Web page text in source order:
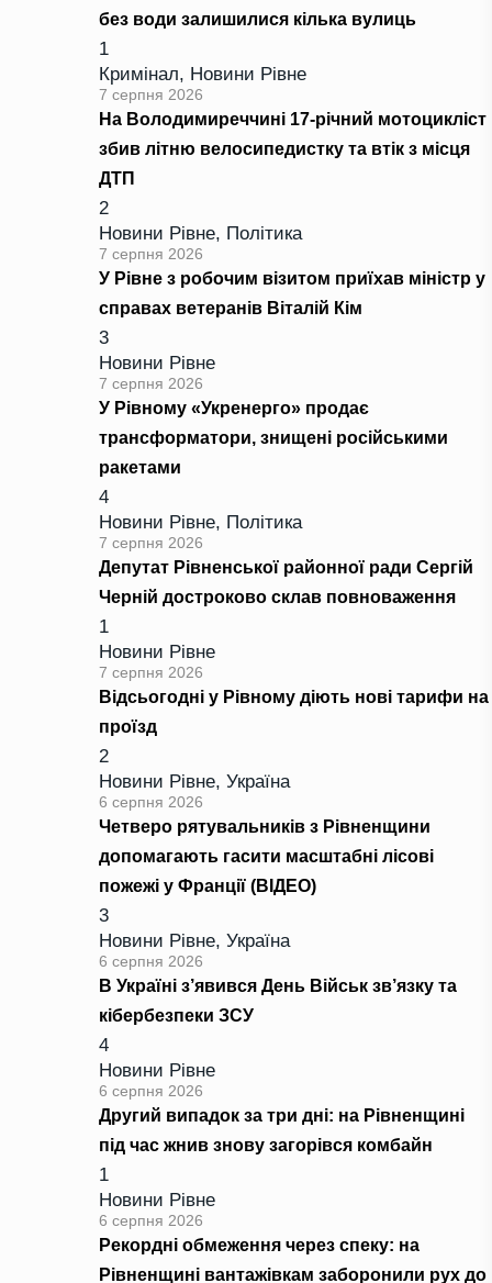
без води залишилися кілька вулиць
1
Кримінал, Новини Рівне
7 серпня 2026
На Володимиреччині 17-річний мотоцикліст
збив літню велосипедистку та втік з місця
ДТП
2
Новини Рівне, Політика
7 серпня 2026
У Рівне з робочим візитом приїхав міністр у
справах ветеранів Віталій Кім
3
Новини Рівне
7 серпня 2026
У Рівному «Укренерго» продає
трансформатори, знищені російськими
ракетами
4
Новини Рівне, Політика
7 серпня 2026
Депутат Рівненської районної ради Сергій
Черній достроково склав повноваження
1
Новини Рівне
7 серпня 2026
Відсьогодні у Рівному діють нові тарифи на
проїзд
2
Новини Рівне, Україна
6 серпня 2026
Четверо рятувальників з Рівненщини
допомагають гасити масштабні лісові
пожежі у Франції (ВІДЕО)
3
Новини Рівне, Україна
6 серпня 2026
В Україні з’явився День Військ зв’язку та
кібербезпеки ЗСУ
4
Новини Рівне
6 серпня 2026
Другий випадок за три дні: на Рівненщині
під час жнив знову загорівся комбайн
1
Новини Рівне
6 серпня 2026
Рекордні обмеження через спеку: на
Рівненщині вантажівкам заборонили рух до